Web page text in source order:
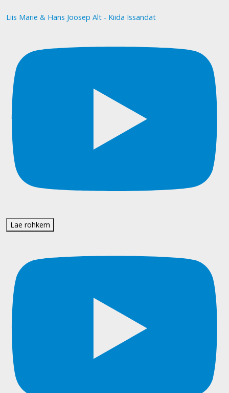
Liis Marie & Hans Joosep Alt - Kiida Issandat
Lae rohkem